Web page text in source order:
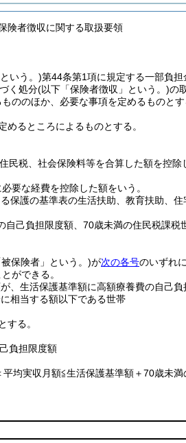
険者徴収に関する取扱要領
いう。)第44条第1項に規定する一部負担
く処分(以下「保険者徴収」という。)の
ののほか、必要な事項を定めるものとす
めるところによるものとする。
民税、社会保険料等を合算した額を控除
要な経費を控除した額をいう。
保護の基準表の生活扶助、教育扶助、
自己負担限度額、70歳未満の住民税課税
保険者」という。)が次の各号のいずれ
ができる。
、生活保護基準額に高額療養費の自己
相当する額以下である世帯
する。
負担限度額
均実収月額≦生活保護基準額＋70歳未